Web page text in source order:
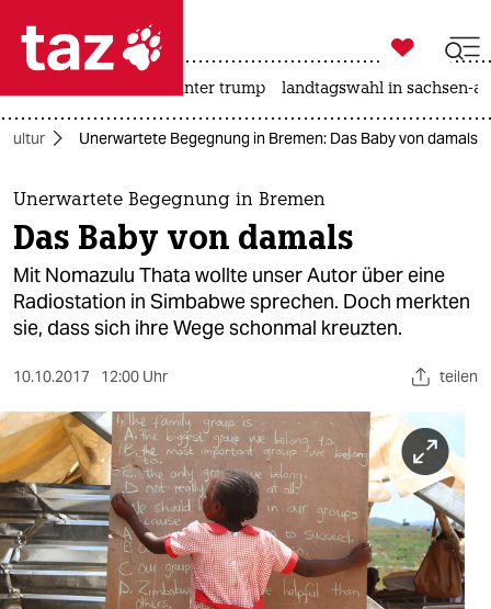
 taz zahl ich
taz zahl ich
themen
politik
öko
sport
berlin
nord
wahrheit

taz zahl ich
usa unter trump landtagswahl in sachsen-
Kultur Unerwartete Begegnung in Bremen: Das Baby von damals
Unerwartete Begegnung in Bremen
Das Baby von damals
Mit Nomazulu Thata wollte unser Autor über eine
Radiostation in Simbabwe sprechen. Doch merkten
sie, dass sich ihre Wege schonmal kreuzten.
10.10.2017 12:00 Uhr teilen